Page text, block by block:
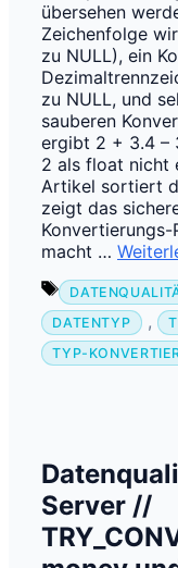
übersehen
Zeichenfolge
zu NULL), ein
zu NULL, und
sauberen
ergibt 2 + 3.4 –
2 als float nicht
Artikel sortiert
zeigt das
Konvertierungs-
macht …
Schlagwörter
DATENTYP ,
TYP-
Server //